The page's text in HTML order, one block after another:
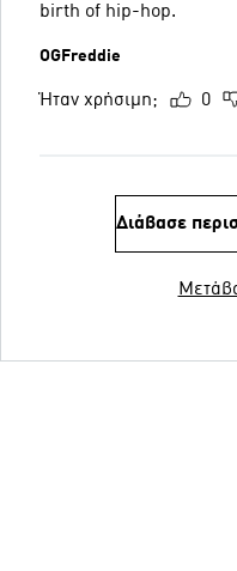
birth of hip-hop.
OGFreddie
Ήταν χρήσιμη; 0
Διάβασε